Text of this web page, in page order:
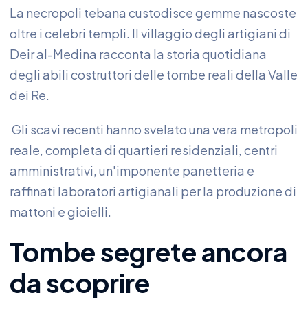
La necropoli tebana custodisce gemme nascoste
oltre i celebri templi. Il villaggio degli artigiani di
Deir al-Medina racconta la storia quotidiana
degli abili costruttori delle tombe reali della Valle
dei Re.
Gli scavi recenti hanno svelato una vera metropoli
reale, completa di quartieri residenziali, centri
amministrativi, un'imponente panetteria e
raffinati laboratori artigianali per la produzione di
mattoni e gioielli.
Tombe segrete ancora
da scoprire